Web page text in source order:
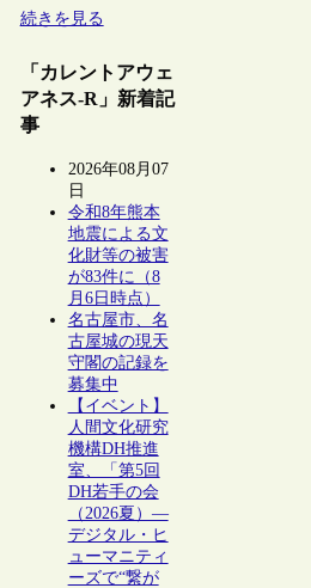
続きを見る
「カレントアウェ
アネス-R」新着記
事
2026年08月07
日
令和8年熊本
地震による文
化財等の被害
が83件に（8
月6日時点）
名古屋市、名
古屋城の現天
守閣の記録を
募集中
【イベント】
人間文化研究
機構DH推進
室、「第5回
DH若手の会
（2026夏）―
デジタル・ヒ
ューマニティ
ーズで“繋が